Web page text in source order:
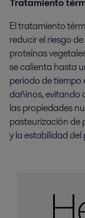
El tratamiento
reducir el riesgo
proteínas
se calienta hasta
periodo de
dañinos, evitando
las propiedades
pasteurización de
y la estabilidad